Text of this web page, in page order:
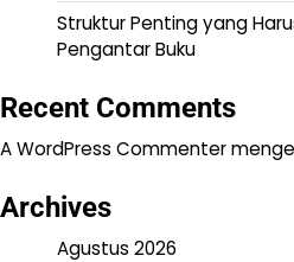
Struktur Penting yang
Pengantar Buku
Recent Comments
A WordPress Commenter
Archives
Agustus 2026